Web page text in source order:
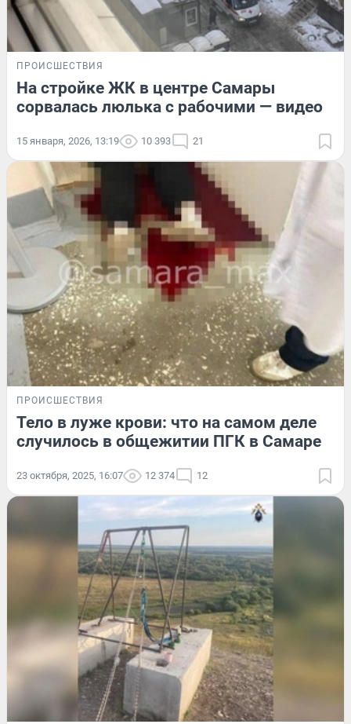
ПРОИСШЕСТВИЯ
На стройке ЖК в центре Самары
сорвалась люлька с рабочими — видео
15 января, 2026, 13:19 10 393 21
ПРОИСШЕСТВИЯ
Тело в луже крови: что на самом деле
случилось в общежитии ПГК в Самаре
23 октября, 2025, 16:07 12 374 12